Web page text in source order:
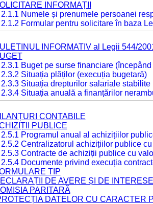
INFORMAȚII
2.1.1 Numele și prenumele persoanei
2.1.2 Formular pentru solicitare în baza
INFORMATIV al Legii 544/
2.3.1 Buget pe surse financiare
2.3.2 Situația plăților (execuția bugetară)
2.3.3 Situația drepturilor salariale
2.3.4 Situația anuală a finanțărilor
CONTABILE
PUBLICE
2.5.1 Programul anual al achizițiilor
2.5.2 Centralizatorul achizițiilor publice
2.5.3 Contracte de achiziții publice cu
2.5.4 Documente privind execuția
TIP
DE AVERE ȘI DE INTERESE
PARITARĂ
DATELOR CU CARACTER